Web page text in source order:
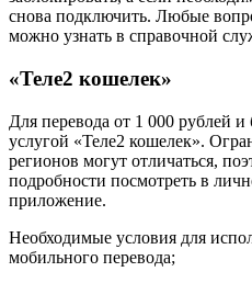
снова подключить. Любые
можно узнать в справочной
«Теле2 кошелек»
Для перевода от 1 000 рублей и
услугой «Теле2 кошелек».
регионов могут отличаться,
подробности посмотреть в
приложение.
Необходимые условия для
мобильного перевода;